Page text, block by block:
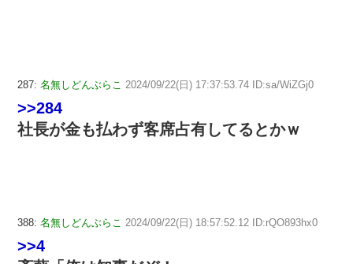
287: 名無しどんぶらこ 2024/09/22(日) 17:37:53.74 ID:sa/WiZGj0
>>284
社長が金も払わず客席占有してるとかｗ
388: 名無しどんぶらこ 2024/09/22(日) 18:57:52.12 ID:rQO893hx0
>>4